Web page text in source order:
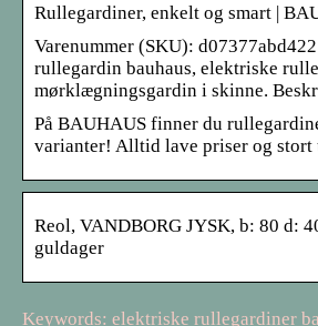
Rullegardiner, enkelt og smart |
Varenummer (SKU):
rullegardin bauhaus, elektriske
mørklægningsgardin i skinne.
På BAUHAUS finner du
varianter! Alltid lave priser og stort
Reol, VANDBORG JYSK, b: 80 d:
guldager
Keywords: elektriske rullegardiner